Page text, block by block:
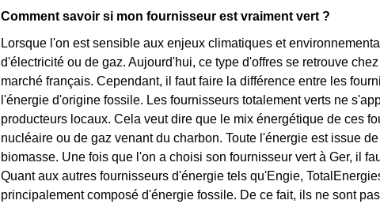
Comment savoir si mon fournisseur est vraiment vert ?
Lorsque l'on est sensible aux enjeux climatiques et
d'électricité ou de gaz. Aujourd'hui, ce type d'offres se retrouve
marché français. Cependant, il faut faire la différence entre les
l'énergie d'origine fossile. Les fournisseurs totalement verts ne
producteurs locaux. Cela veut dire que le mix énergétique de ces
nucléaire ou de gaz venant du charbon. Toute l'énergie est issue
biomasse. Une fois que l'on a choisi son fournisseur vert à Ger, il
Quant aux autres fournisseurs d'énergie tels qu'Engie,
principalement composé d'énergie fossile. De ce fait, ils ne sont